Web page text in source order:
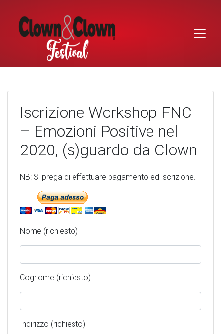
content
Iscrizione Workshop FNC
– Emozioni Positive nel
2020, (s)guardo da Clown
NB: Si prega di effettuare pagamento ed iscrizione.
Nome (richiesto)
Cognome (richiesto)
Indirizzo (richiesto)